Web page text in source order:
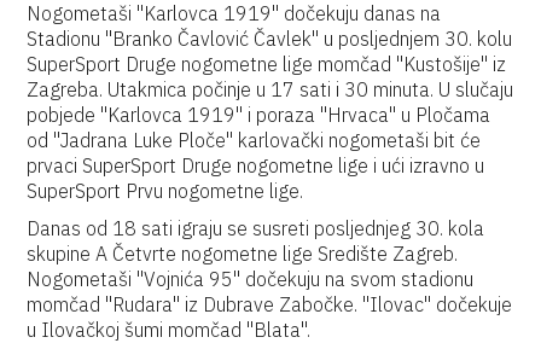
Nogometaši "Karlovca 1919" dočekuju danas na
Stadionu "Branko Čavlović Čavlek" u posljednjem 30. kolu
SuperSport Druge nogometne lige momčad "Kustošije" iz
Zagreba. Utakmica počinje u 17 sati i 30 minuta. U slučaju
pobjede "Karlovca 1919" i poraza "Hrvaca" u Pločama
od "Jadrana Luke Ploče" karlovački nogometaši bit će
prvaci SuperSport Druge nogometne lige i ući izravno u
SuperSport Prvu nogometne lige.
Danas od 18 sati igraju se susreti posljednjeg 30. kola
skupine A Četvrte nogometne lige Središte Zagreb.
Nogometaši "Vojnića 95" dočekuju na svom stadionu
momčad "Rudara" iz Dubrave Zabočke. "Ilovac" dočekuje
u Ilovačkoj šumi momčad "Blata".